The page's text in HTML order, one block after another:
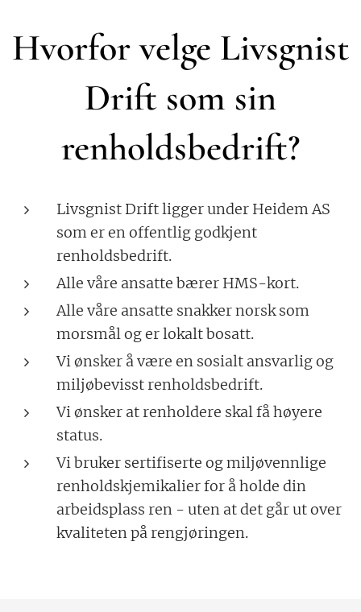
Hvorfor velge Livsgnist
Drift som sin
renholdsbedrift?
Livsgnist Drift ligger under Heidem AS
som er en offentlig godkjent
renholdsbedrift.
Alle våre ansatte bærer HMS-kort.
Alle våre ansatte snakker norsk som
morsmål og er lokalt bosatt.
Vi ønsker å være en sosialt ansvarlig og
miljøbevisst renholdsbedrift.
Vi ønsker at renholdere skal få høyere
status.
Vi bruker sertifiserte og miljøvennlige
renholdskjemikalier for å holde din
arbeidsplass ren - uten at det går ut over
kvaliteten på rengjøringen.